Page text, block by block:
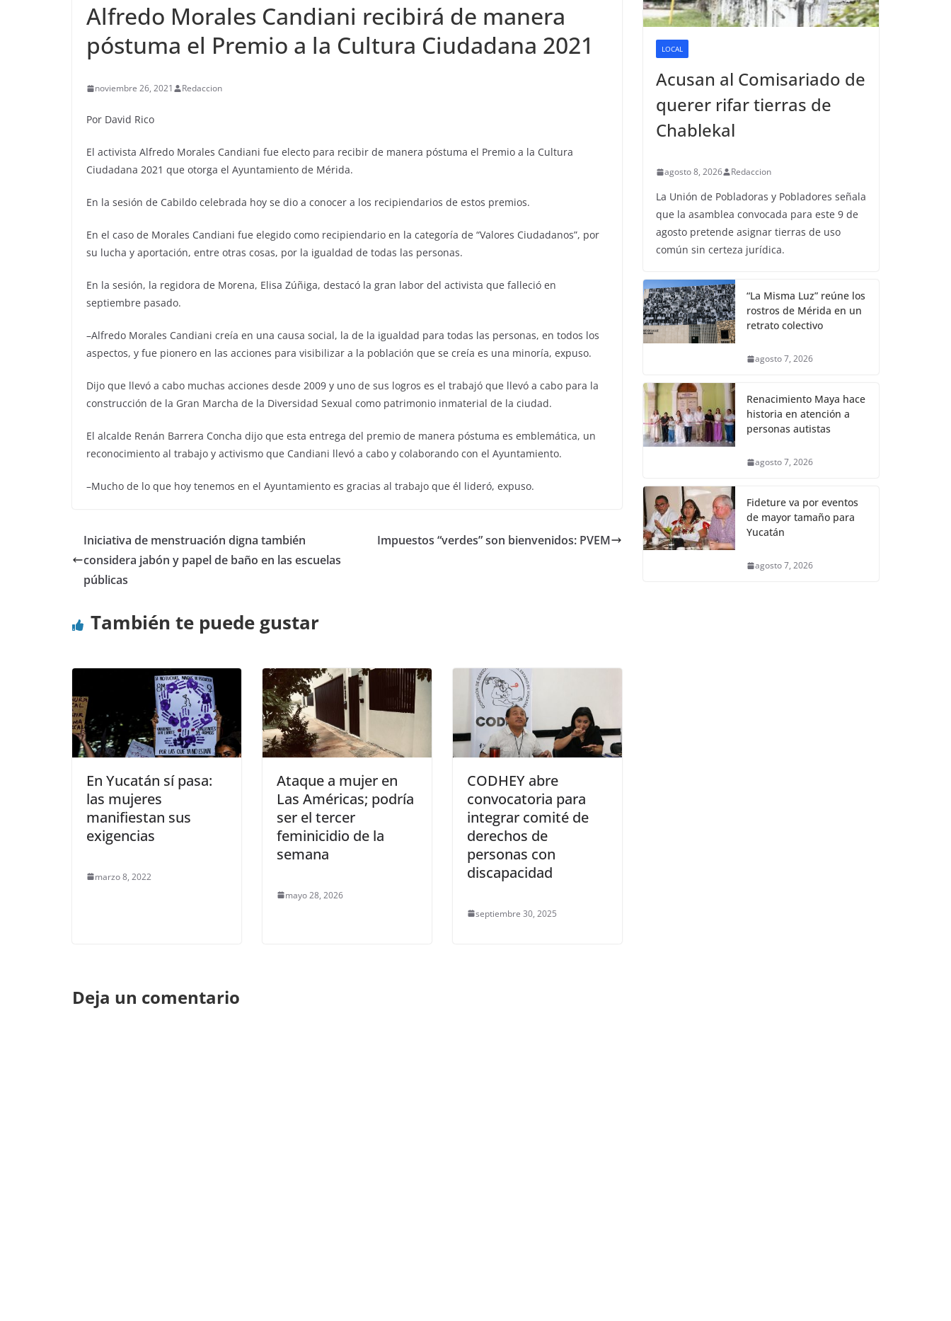
Alfredo Morales Candiani recibirá de manera
póstuma el Premio a la Cultura Ciudadana 2021
noviembre 26, 2021 Redaccion
Por David Rico
El activista Alfredo Morales Candiani fue electo para recibir de manera póstuma el Premio a la Cultura
Ciudadana 2021 que otorga el Ayuntamiento de Mérida.
En la sesión de Cabildo celebrada hoy se dio a conocer a los recipiendarios de estos premios.
En el caso de Morales Candiani fue elegido como recipiendario en la categoría de “Valores Ciudadanos”, por
su lucha y aportación, entre otras cosas, por la igualdad de todas las personas.
En la sesión, la regidora de Morena, Elisa Zúñiga, destacó la gran labor del activista que falleció en
septiembre pasado.
–Alfredo Morales Candiani creía en una causa social, la de la igualdad para todas las personas, en todos los
aspectos, y fue pionero en las acciones para visibilizar a la población que se creía es una minoría, expuso.
Dijo que llevó a cabo muchas acciones desde 2009 y uno de sus logros es el trabajó que llevó a cabo para la
construcción de la Gran Marcha de la Diversidad Sexual como patrimonio inmaterial de la ciudad.
El alcalde Renán Barrera Concha dijo que esta entrega del premio de manera póstuma es emblemática, un
reconocimiento al trabajo y activismo que Candiani llevó a cabo y colaborando con el Ayuntamiento.
–Mucho de lo que hoy tenemos en el Ayuntamiento es gracias al trabajo que él lideró, expuso.
Iniciativa de menstruación digna también
considera jabón y papel de baño en las escuelas
públicas
Impuestos “verdes” son bienvenidos: PVEM
También te puede gustar
En Yucatán sí pasa:
las mujeres
manifiestan sus
exigencias
marzo 8, 2022
Ataque a mujer en
Las Américas; podría
ser el tercer
feminicidio de la
semana
mayo 28, 2026
CODHEY abre
convocatoria para
integrar comité de
derechos de
personas con
discapacidad
septiembre 30, 2025
Deja un comentario
LOCAL
Acusan al Comisariado de
querer rifar tierras de
Chablekal
agosto 8, 2026 Redaccion
La Unión de Pobladoras y Pobladores señala
que la asamblea convocada para este 9 de
agosto pretende asignar tierras de uso
común sin certeza jurídica.
“La Misma Luz” reúne los
rostros de Mérida en un
retrato colectivo
agosto 7, 2026
Renacimiento Maya hace
historia en atención a
personas autistas
agosto 7, 2026
Fideture va por eventos
de mayor tamaño para
Yucatán
agosto 7, 2026